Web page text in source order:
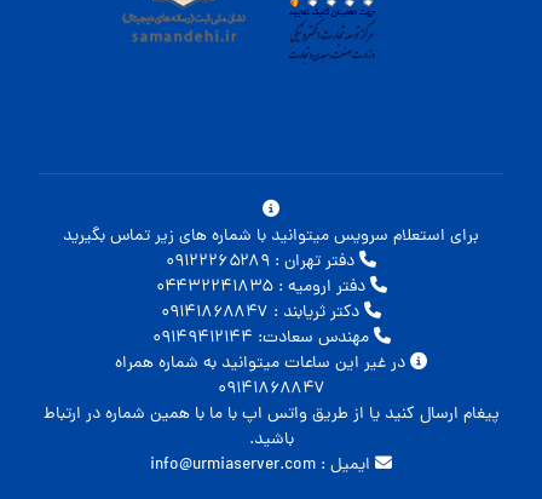
برای استعلام سرویس میتوانید با شماره های زیر تماس بگیرید
دفتر تهران : ۰۹۱۲۲۲۶۵۲۸۹
دفتر ارومیه : ۰۴۴۳۲۲۴۱۸۳۵
دکتر ثریابند : ۰۹۱۴۱۸۶۸۸۴۷
مهندس سعادت: ۰۹۱۴۹۴۱۲۱۴۴
در غیر این ساعات میتوانید به شماره همراه
۰۹۱۴۱۸۶۸۸۴۷
پیغام ارسال کنید یا از طریق واتس اپ با ما با همین شماره در ارتباط
باشید.
ایمیل : info@urmiaserver.com